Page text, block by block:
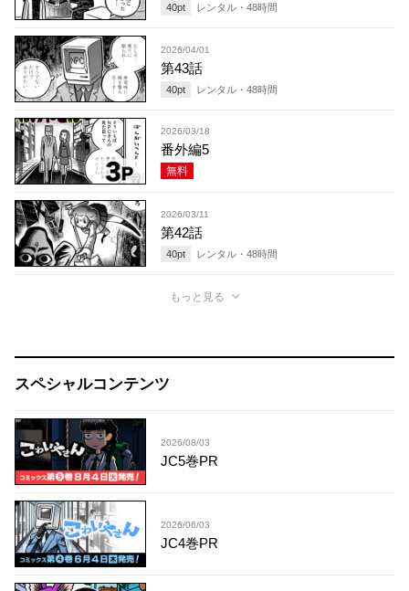
40pt レンタル・ 48時間
2026/04/01
第43話
40pt レンタル・ 48時間
2026/03/18
番外編5
無料
2026/03/11
第42話
40pt レンタル・ 48時間
もっと見る
スペシャルコンテンツ
2026/08/03
JC5巻PR
2026/06/03
JC4巻PR